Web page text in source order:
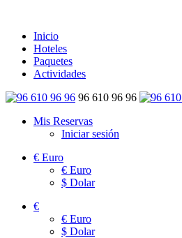
Inicio
Hoteles
Paquetes
Actividades
96 610 96 96
Mis Reservas
Iniciar sesión
€ Euro
€ Euro
$ Dolar
€
€ Euro
$ Dolar